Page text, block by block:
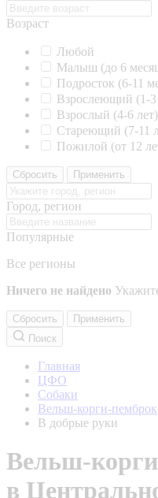
Возраст
Любой
Малыш (до 6
Подросток (6-11
Взрослеющий (1-3
Взрослый (4-6 лет)
Стареющий (7-11
Пожилой (от 12
Сбросить Применить
Город, регион
Популярные
Все регионы
Ничего не найдено
Сбросить
Применить
Поиск
Главная
ЦФО
Собаки
Вельш-корги-пемброк
В добрые руки
Вельш-
в